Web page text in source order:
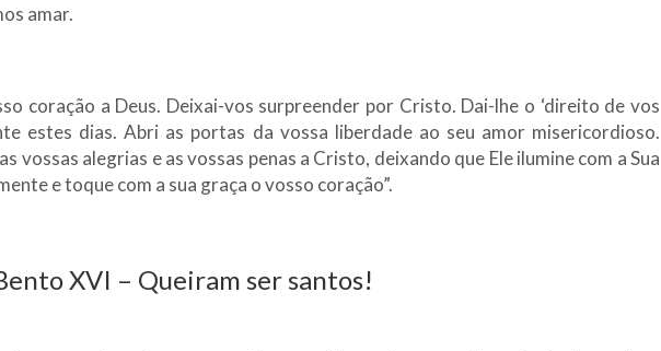
amar.
coração a Deus. Deixai-vos surpreender por Cristo. Dai-lhe o ‘direito de vos
estes dias. Abri as portas da vossa liberdade ao seu amor misericordioso.
vossas alegrias e as vossas penas a Cristo, deixando que Ele ilumine com a Sua
e toque com a sua graça o vosso coração”.
XVI – Queiram ser santos!